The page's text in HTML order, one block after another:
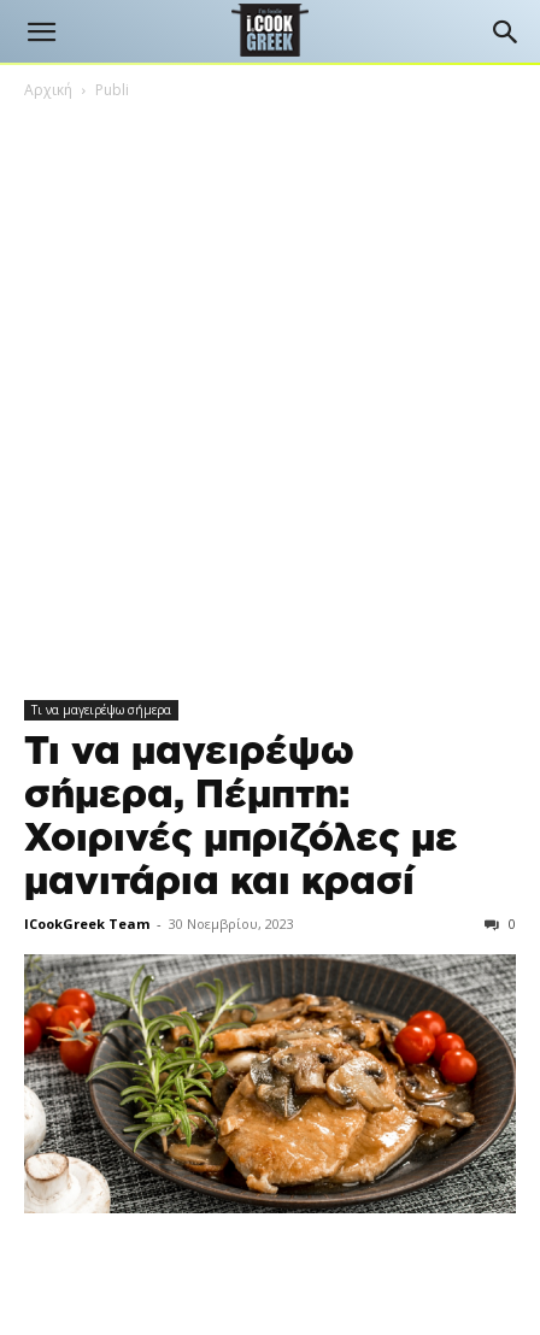
Αρχική Publi
Τι να μαγειρέψω σήμερα
Τι να μαγειρέψω
σήμερα, Πέμπτη:
Χοιρινές μπριζόλες με
μανιτάρια και κρασί
ICookGreek Team - 30 Νοεμβρίου, 2023 0